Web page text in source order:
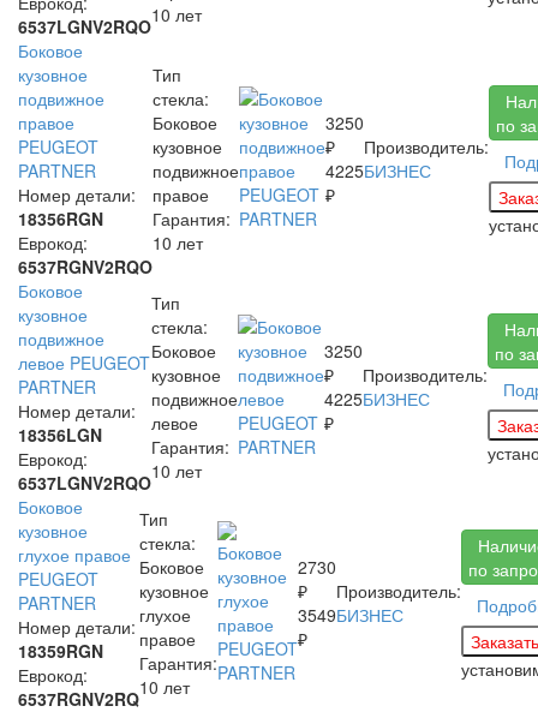
6537LGNV2RQO10 лет
Боковое
кузовное
подвижное
правое
PEUGEOT
PARTNER
Номер детали:
18356RGN
Еврокод:
6537RGNV2RQO
Тип
стекла:
Боковое
кузовное
подвижное
правое
Гарантия:
10 лет
3250
₽
4225
₽
Производитель:
БИЗНЕС
по
Боковое
кузовное
подвижное
левое PEUGEOT
PARTNER
Номер детали:
18356LGN
Еврокод:
6537LGNV2RQO
Тип
стекла:
Боковое
кузовное
подвижное
левое
Гарантия:
10 лет
3250
₽
4225
₽
Производитель:
БИЗНЕС
по
Боковое
кузовное
глухое правое
PEUGEOT
PARTNER
Номер детали:
18359RGN
Еврокод:
6537RGNV2RQ
Тип
стекла:
Боковое
кузовное
глухое
правое
Гарантия:
10 лет
2730
₽
3549
₽
Производитель:
БИЗНЕС
по